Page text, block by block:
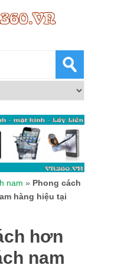
nam » Phong cách
hàng hiệu tại
hơn
nam